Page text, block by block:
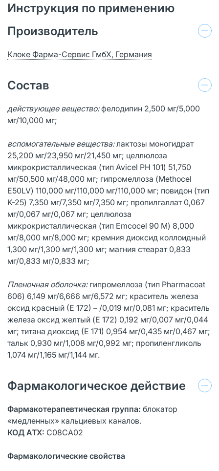
Инструкция по применению
Производитель
Клоке Фарма-Сервис ГмбХ, Германия
Состав
действующее вещество:фелодипин 2,500 мг/5,000
мг/10,000 мг;
вспомогательные вещества:лактозы моногидрат
25,200 мг/23,950 мг/21,450 мг; целлюлоза
микрокристаллическая (тип Avicel PH 101) 51,750
мг/50,500 мг/48,000 мг; гипромеллоза (Methocel
E50LV) 110,000 мг/110,000 мг/110,000 мг; повидон (тип
K-25) 7,350 мг/7,350 мг/7,350 мг; пропилгаллат 0,067
мг/0,067 мг/0,067 мг; целлюлоза
микрокристаллическая (тип Emcocel 90 M) 8,000
мг/8,000 мг/8,000 мг; кремния диоксид коллоидный
1,300 мг/1,300 мг/1,300 мг; магния стеарат 0,833
мг/0,833 мг/0,833 мг;
Пленочная оболочка: гипромеллоза (тип Pharmacoat
606) 6,149 мг/6,666 мг/6,572 мг; краситель железа
оксид красный (Е 172) – /0,019 мг/0,081 мг; краситель
железа оксид желтый (E 172) 0,192 мг/0,007 мг/0,044
мг; титана диоксид (Е 171) 0,954 мг/0,435 мг/0,467 мг;
тальк 0,930 мг/1,008 мг/0,992 мг; пропиленгликоль
1,074 мг/1,165 мг/1,144 мг.
Фармакологическое действие
Фармакотерапевтическая группа: блокатор
«медленных» кальциевых каналов.
КОД АТХ: С08СА02
Фармакологические свойства